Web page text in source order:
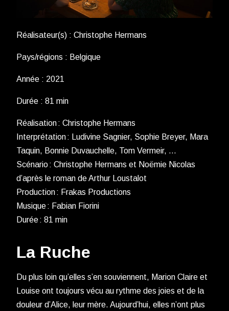
Réalisateur(s) : Christophe Hermans
Pays/régions : Belgique
Année : 2021
Durée : 81 min
Réalisation : Christophe Hermans
Interprétation : Ludivine Sagnier, Sophie Breyer, Mara
Taquin, Bonnie Duvauchelle, Tom Vermeir, …
Scénario : Christophe Hermans et Noëmie Nicolas
d’après le roman de Arthur Loustalot
Production : Frakas Productions
Musique : Fabian Fiorini
Durée : 81 min
La Ruche
Du plus loin qu’elles s’en souviennent, Marion Claire et
Louise ont toujours vécu au rythme des joies et de la
douleur d’Alice, leur mère. Aujourd’hui, elles n’ont plus